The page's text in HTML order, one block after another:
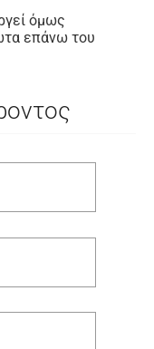
όμως
επάνω του